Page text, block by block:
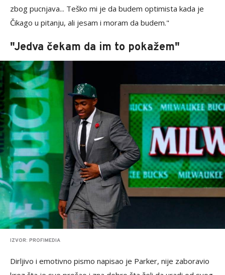
zbog pucnjava... Teško mi je da budem optimista kada je
Čikago u pitanju, ali jesam i moram da budem."
"Jedva čekam da im to pokažem"
IZVOR: PROFIMEDIA
Dirljivo i emotivno pismo napisao je Parker, nije zaboravio